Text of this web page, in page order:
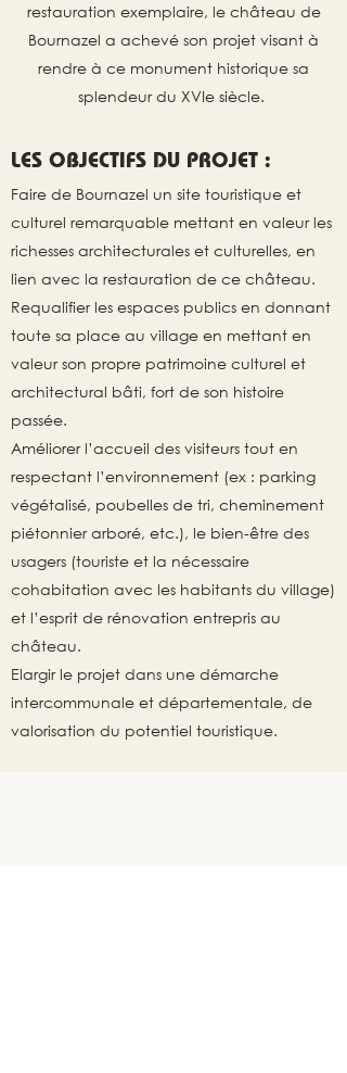
restauration exemplaire, le château de
Bournazel a achevé son projet visant à
rendre à ce monument historique sa
splendeur du XVIe siècle.
LES OBJECTIFS DU PROJET :
Faire de Bournazel un site touristique et
culturel remarquable mettant en valeur les
richesses architecturales et culturelles, en
lien avec la restauration de ce château.
Requalifier les espaces publics en donnant
toute sa place au village en mettant en
valeur son propre patrimoine culturel et
architectural bâti, fort de son histoire
passée.
Améliorer l’accueil des visiteurs tout en
respectant l’environnement (ex : parking
végétalisé, poubelles de tri, cheminement
piétonnier arboré, etc.), le bien-être des
usagers (touriste et la nécessaire
cohabitation avec les habitants du village)
et l’esprit de rénovation entrepris au
château.
Elargir le projet dans une démarche
intercommunale et départementale, de
valorisation du potentiel touristique.